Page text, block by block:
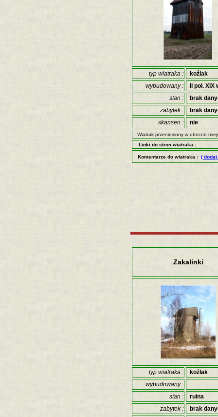
typ wiatraka :
koźlak
wybudowany :
II poł. XIX
stan :
brak
zabytek :
brak
skansen :
nie
Wiatrak przeniesiony w obecne
Linki do stron wiatraka :
Komentarze do wiatraka : (
Zakalinki
typ wiatraka :
koźlak
wybudowany :
stan :
ruina
zabytek :
brak